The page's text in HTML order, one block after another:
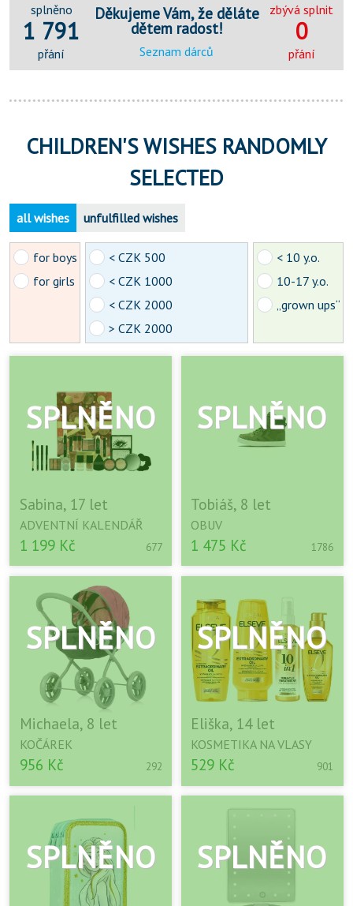
splněno
1 791
přání
Děkujeme Vám, že děláte
dětem radost!
Seznam dárců
zbývá splnit
0
přání
CHILDREN'S WISHES RANDOMLY
SELECTED
all wishes unfulfilled wishes
for boys
for girls
< CZK 500
< CZK 1000
< CZK 2000
> CZK 2000
< 10 y.o.
10-17 y.o.
„grown ups“
Sabina, 17 let
ADVENTNÍ KALENDÁŘ
1 199 Kč 677
Tobiáš, 8 let
OBUV
1 475 Kč 1786
Michaela, 8 let
KOČÁREK
956 Kč 292
Eliška, 14 let
KOSMETIKA NA VLASY
529 Kč 901